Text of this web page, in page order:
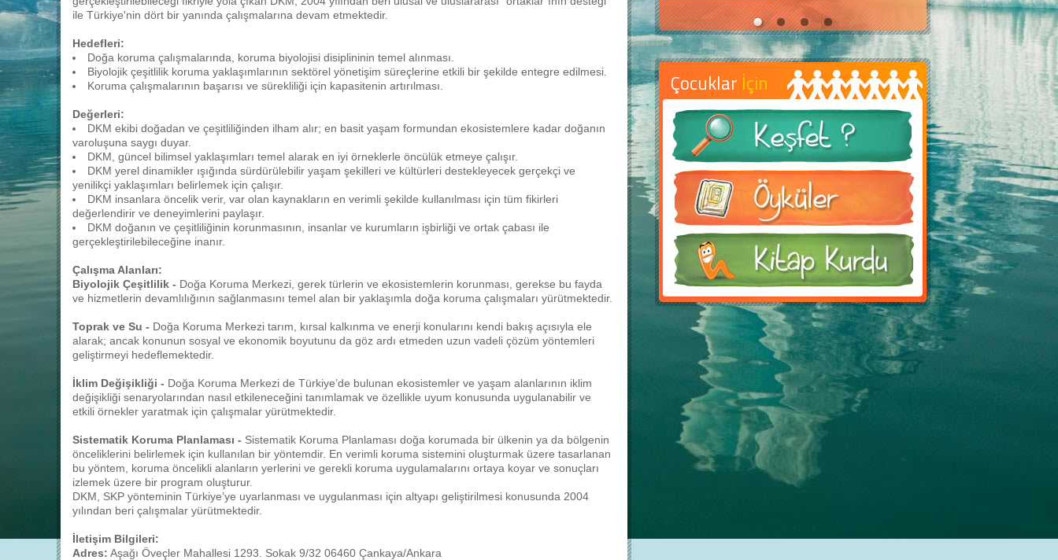
ile Türkiye'nin dört bir yanında çalışmalarına devam etmektedir.
Hedefleri:
Doğa koruma çalışmalarında, koruma biyolojisi disiplininin temel alınması.
Biyolojik çeşitlilik koruma yaklaşımlarının sektörel yönetişim süreçlerine etkili bir şekilde entegre edilmesi.
Koruma çalışmalarının başarısı ve sürekliliği için kapasitenin artırılması.
Değerleri:
DKM ekibi doğadan ve çeşitliliğinden ilham alır; en basit yaşam formundan ekosistemlere kadar doğanın
varoluşuna saygı duyar.
DKM, güncel bilimsel yaklaşımları temel alarak en iyi örneklerle öncülük etmeye çalışır.
DKM yerel dinamikler ışığında sürdürülebilir yaşam şekilleri ve kültürleri destekleyecek gerçekçi ve
yenilikçi yaklaşımları belirlemek için çalışır.
DKM insanlara öncelik verir, var olan kaynakların en verimli şekilde kullanılması için tüm fikirleri
değerlendirir ve deneyimlerini paylaşır.
DKM doğanın ve çeşitliliğinin korunmasının, insanlar ve kurumların işbirliği ve ortak çabası ile
gerçekleştirilebileceğine inanır.
Çalışma Alanları:
Biyolojik Çeşitlilik - Doğa Koruma Merkezi, gerek türlerin ve ekosistemlerin korunması, gerekse bu fayda
ve hizmetlerin devamlılığının sağlanmasını temel alan bir yaklaşımla doğa koruma çalışmaları yürütmektedir.
Toprak ve Su - Doğa Koruma Merkezi tarım, kırsal kalkınma ve enerji konularını kendi bakış açısıyla ele
alarak; ancak konunun sosyal ve ekonomik boyutunu da göz ardı etmeden uzun vadeli çözüm yöntemleri
geliştirmeyi hedeflemektedir.
İklim Değişikliği - Doğa Koruma Merkezi de Türkiye’de bulunan ekosistemler ve yaşam alanlarının iklim
değişikliği senaryolarından nasıl etkileneceğini tanımlamak ve özellikle uyum konusunda uygulanabilir ve
etkili örnekler yaratmak için çalışmalar yürütmektedir.
Sistematik Koruma Planlaması - Sistematik Koruma Planlaması doğa korumada bir ülkenin ya da bölgenin
önceliklerini belirlemek için kullanılan bir yöntemdir. En verimli koruma sistemini oluşturmak üzere tasarlanan
bu yöntem, koruma öncelikli alanların yerlerini ve gerekli koruma uygulamalarını ortaya koyar ve sonuçları
izlemek üzere bir program oluşturur.
DKM, SKP yönteminin Türkiye’ye uyarlanması ve uygulanması için altyapı geliştirilmesi konusunda 2004
yılından beri çalışmalar yürütmektedir.
İletişim Bilgileri:
Adres: Aşağı Öveçler Mahallesi 1293. Sokak 9/32 06460 Çankaya/Ankara
Çocuklar İçin